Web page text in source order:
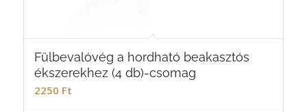
Fülbevalóvég a hordható beakasztós
ékszerekhez (4 db)-csomag
2250 Ft